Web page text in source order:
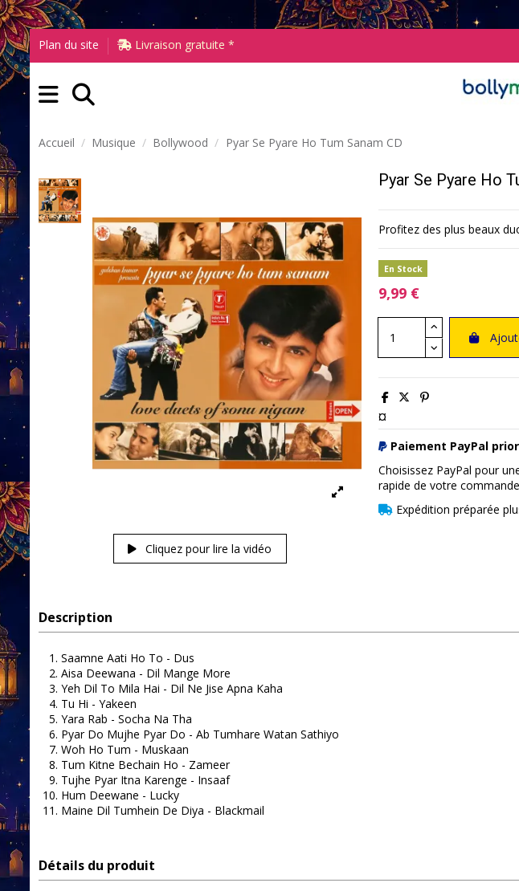
Plan du site Livraison gratuite *
Accueil Musique Bollywood Pyar Se Pyare Ho Tum Sanam CD
Cliquez pour lire la vidéo
Pyar Se Pyare Ho
Profitez des plus beaux
En Stock
9,99 €
¤
Paiement PayPal
Choisissez PayPal pour
rapide de votre
Expédition préparée
Description
Saamne Aati Ho To - Dus
Aisa Deewana - Dil Mange More
Yeh Dil To Mila Hai - Dil Ne Jise Apna Kaha
Tu Hi - Yakeen
Yara Rab - Socha Na Tha
Pyar Do Mujhe Pyar Do - Ab Tumhare Watan Sathiyo
Woh Ho Tum - Muskaan
Tum Kitne Bechain Ho - Zameer
Tujhe Pyar Itna Karenge - Insaaf
Hum Deewane - Lucky
Maine Dil Tumhein De Diya - Blackmail
Détails du produit